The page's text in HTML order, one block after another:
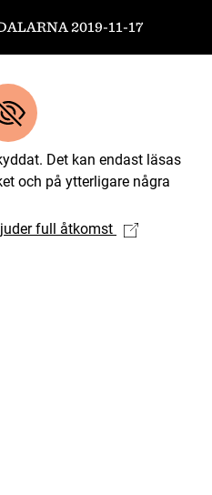
2019-11-17
Det kan endast läsas
och på ytterligare några
full åtkomst